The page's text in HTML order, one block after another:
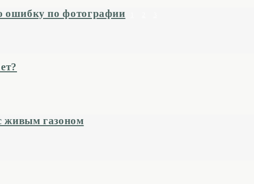
ошибку по фотографии
живым газоном